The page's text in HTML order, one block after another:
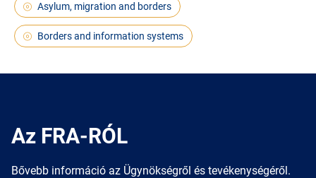
Asylum, migration and borders
Borders and information systems
Az FRA-RÓL
Bővebb információ az Ügynökségről és tevékenységéről.